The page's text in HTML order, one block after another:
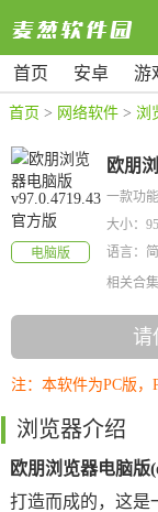
首页 安卓 游
首页 > 网络软件 > 浏
电脑版
欧朋
一款功
大小：
语言：
相关合
请
注：本软件为PC版，
浏览器介绍
欧朋浏览器电脑版
打造而成的，这是